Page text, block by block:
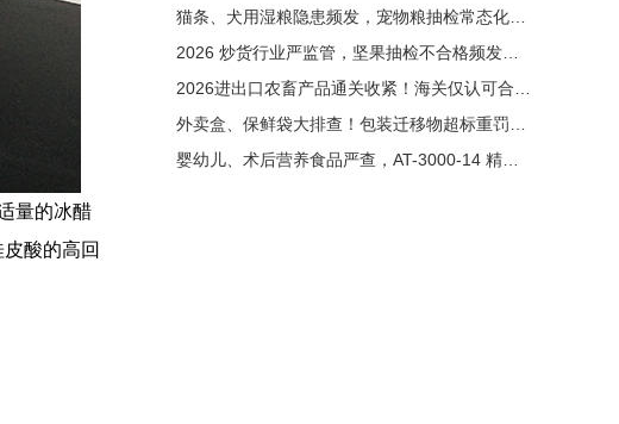
量的冰醋
酸的高回